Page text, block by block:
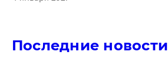
Последние новости